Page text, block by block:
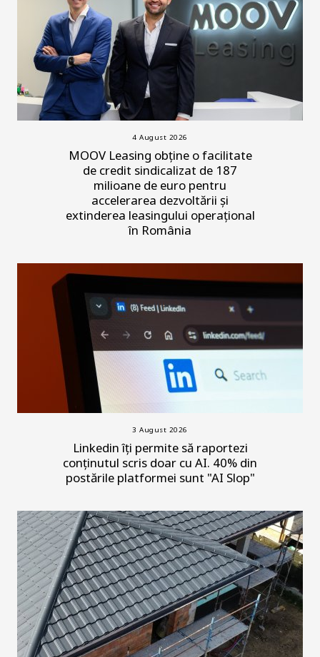
4 August 2026
MOOV Leasing obține o facilitate
de credit sindicalizat de 187
milioane de euro pentru
accelerarea dezvoltării și
extinderea leasingului operațional
în România
3 August 2026
Linkedin îți permite să raportezi
conținutul scris doar cu AI. 40% din
postările platformei sunt "AI Slop"